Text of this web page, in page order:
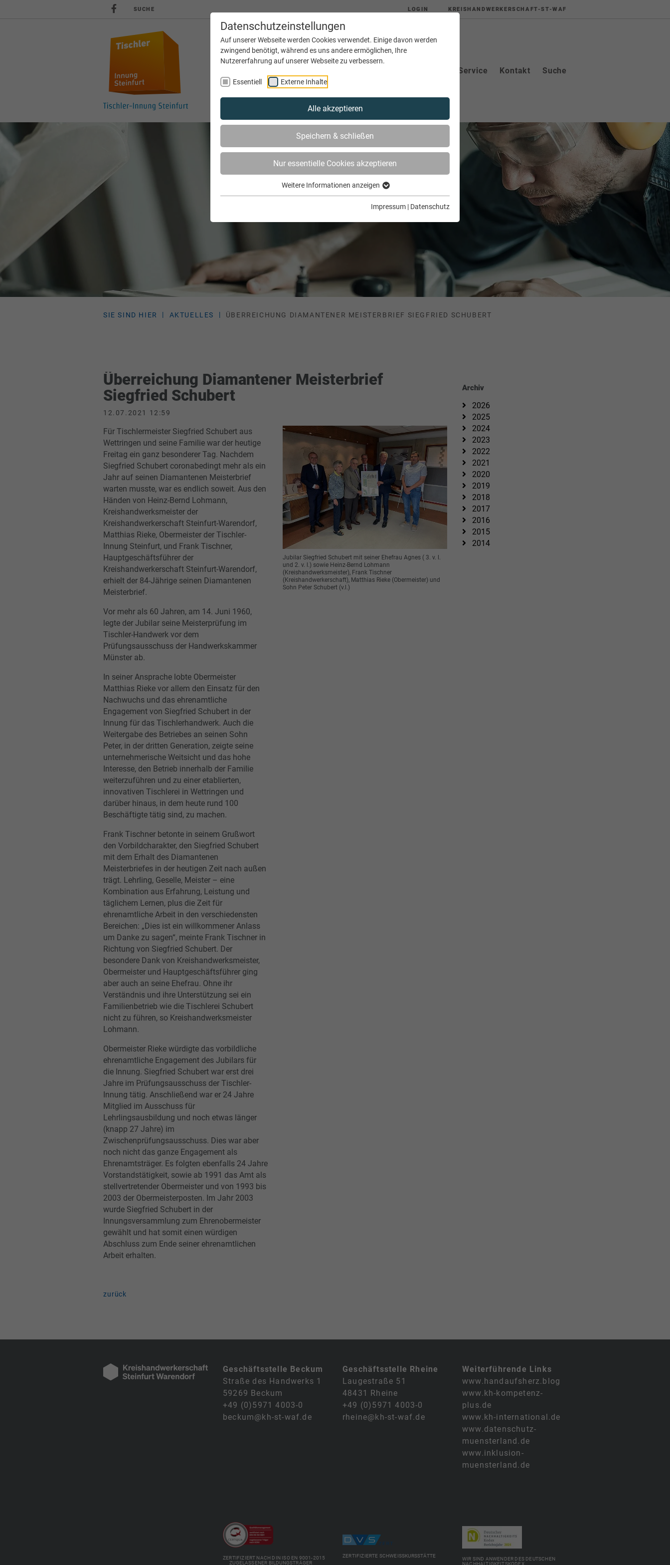
Datenschutzeinstellungen
Auf unserer Webseite werden Cookies verwendet. Einige davon werden
zwingend benötigt, während es uns andere ermöglichen, Ihre
Nutzererfahrung auf unserer Webseite zu verbessern.
Essentiell Externe Inhalte
Alle akzeptieren
Speichern & schließen
Nur essentielle Cookies akzeptieren
Weitere Informationen anzeigen
Impressum | Datenschutz
SUCHE LOGIN KREISHANDWERKERSCHAFT-ST-WAF
Service Kontakt Suche
SIE SIND HIER AKTUELLES ÜBERREICHUNG DIAMANTENER MEISTERBRIEF SIEGFRIED SCHUBERT
Überreichung Diamantener Meisterbrief
Siegfried Schubert
12.07.2021 12:59
Für Tischlermeister Siegfried Schubert aus
Wettringen und seine Familie war der heutige
Freitag ein ganz besonderer Tag. Nachdem
Siegfried Schubert coronabedingt mehr als ein
Jahr auf seinen Diamantenen Meisterbrief
warten musste, war es endlich soweit. Aus den
Händen von Heinz-Bernd Lohmann,
Kreishandwerksmeister der
Kreishandwerkerschaft Steinfurt-Warendorf,
Matthias Rieke, Obermeister der Tischler-
Innung Steinfurt, und Frank Tischner,
Hauptgeschäftsführer der
Kreishandwerkerschaft Steinfurt-Warendorf,
erhielt der 84-Jährige seinen Diamantenen
Meisterbrief.
Vor mehr als 60 Jahren, am 14. Juni 1960,
legte der Jubilar seine Meisterprüfung im
Tischler-Handwerk vor dem
Prüfungsausschuss der Handwerkskammer
Münster ab.
In seiner Ansprache lobte Obermeister
Matthias Rieke vor allem den Einsatz für den
Nachwuchs und das ehrenamtliche
Engagement von Siegfried Schubert in der
Innung für das Tischlerhandwerk. Auch die
Weitergabe des Betriebes an seinen Sohn
Peter, in der dritten Generation, zeigte seine
unternehmerische Weitsicht und das hohe
Interesse, den Betrieb innerhalb der Familie
weiterzuführen und zu einer etablierten,
innovativen Tischlerei in Wettringen und
darüber hinaus, in dem heute rund 100
Beschäftigte tätig sind, zu machen.
Frank Tischner betonte in seinem Grußwort
den Vorbildcharakter, den Siegfried Schubert
mit dem Erhalt des Diamantenen
Meisterbriefes in der heutigen Zeit nach außen
trägt. Lehrling, Geselle, Meister – eine
Kombination aus Erfahrung, Leistung und
täglichem Lernen, plus die Zeit für
ehrenamtliche Arbeit in den verschiedensten
Bereichen: „Dies ist ein willkommener Anlass
um Danke zu sagen“, meinte Frank Tischner in
Richtung von Siegfried Schubert. Der
besondere Dank von Kreishandwerksmeister,
Obermeister und Hauptgeschäftsführer ging
aber auch an seine Ehefrau. Ohne ihr
Verständnis und ihre Unterstützung sei ein
Familienbetrieb wie die Tischlerei Schubert
nicht zu führen, so Kreishandwerksmeister
Lohmann.
Obermeister Rieke würdigte das vorbildliche
ehrenamtliche Engagement des Jubilars für
die Innung. Siegfried Schubert war erst drei
Jahre im Prüfungsausschuss der Tischler-
Innung tätig. Anschließend war er 24 Jahre
Mitglied im Ausschuss für
Lehrlingsausbildung und noch etwas länger
(knapp 27 Jahre) im
Zwischenprüfungsausschuss. Dies war aber
noch nicht das ganze Engagement als
Ehrenamtsträger. Es folgten ebenfalls 24 Jahre
Vorstandstätigkeit, sowie ab 1991 das Amt als
stellvertretender Obermeister und von 1993 bis
2003 der Obermeisterposten. Im Jahr 2003
wurde Siegfried Schubert in der
Innungsversammlung zum Ehrenobermeister
gewählt und hat somit einen würdigen
Abschluss zum Ende seiner ehrenamtlichen
Arbeit erhalten.
zurück
Jubilar Siegfried Schubert mit seiner Ehefrau Agnes ( 3. v. l.
und 2. v. l.) sowie Heinz-Bernd Lohmann
(Kreishandwerksmeister), Frank Tischner
(Kreishandwerkerschaft), Matthias Rieke (Obermeister) und
Sohn Peter Schubert (v.l.)
Archiv
2026
2025
2024
2023
2022
2021
2020
2019
2018
2017
2016
2015
2014
Geschäftsstelle Beckum
Straße des Handwerks 1
59269 Beckum
+49 (0)5971 4003-0
beckum@kh-st-waf.de
Geschäftsstelle Rheine
Laugestraße 51
48431 Rheine
+49 (0)5971 4003-0
rheine@kh-st-waf.de
Weiterführende Links
www.handaufsherz.blog
www.kh-kompetenz-
plus.de
www.kh-international.de
www.datenschutz-
muensterland.de
www.inklusion-
muensterland.de
ZERTIFIZIERT NACH DIN ISO EN 9001-2015
ZUGELASSENER BILDUNGSTRÄGER
ZERTIFIZIERTE SCHWEISSKURSSTÄTTE WIR SIND ANWENDER DES DEUTSCHEN
NACHHALTIGKEITSKODEX